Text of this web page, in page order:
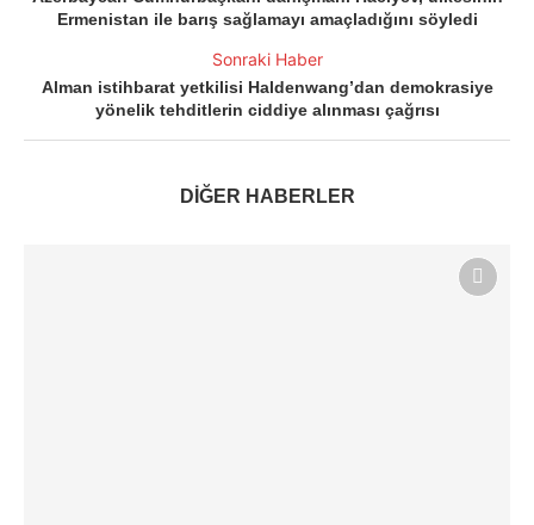
Ermenistan ile barış sağlamayı amaçladığını söyledi
Sonraki Haber
Alman istihbarat yetkilisi Haldenwang’dan demokrasiye
yönelik tehditlerin ciddiye alınması çağrısı
DİĞER HABERLER